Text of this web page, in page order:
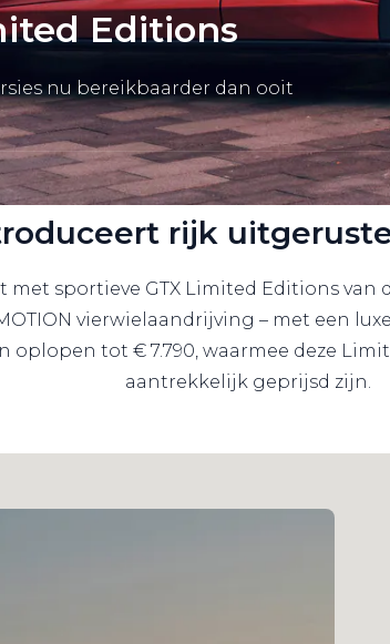
Editions
nu bereikbaarder dan ooit
rijk
sportieve GTX Limited Editions van
vierwielaandrijving – met een
tot € 7.790, waarmee deze
aantrekkelijk geprijsd zijn.